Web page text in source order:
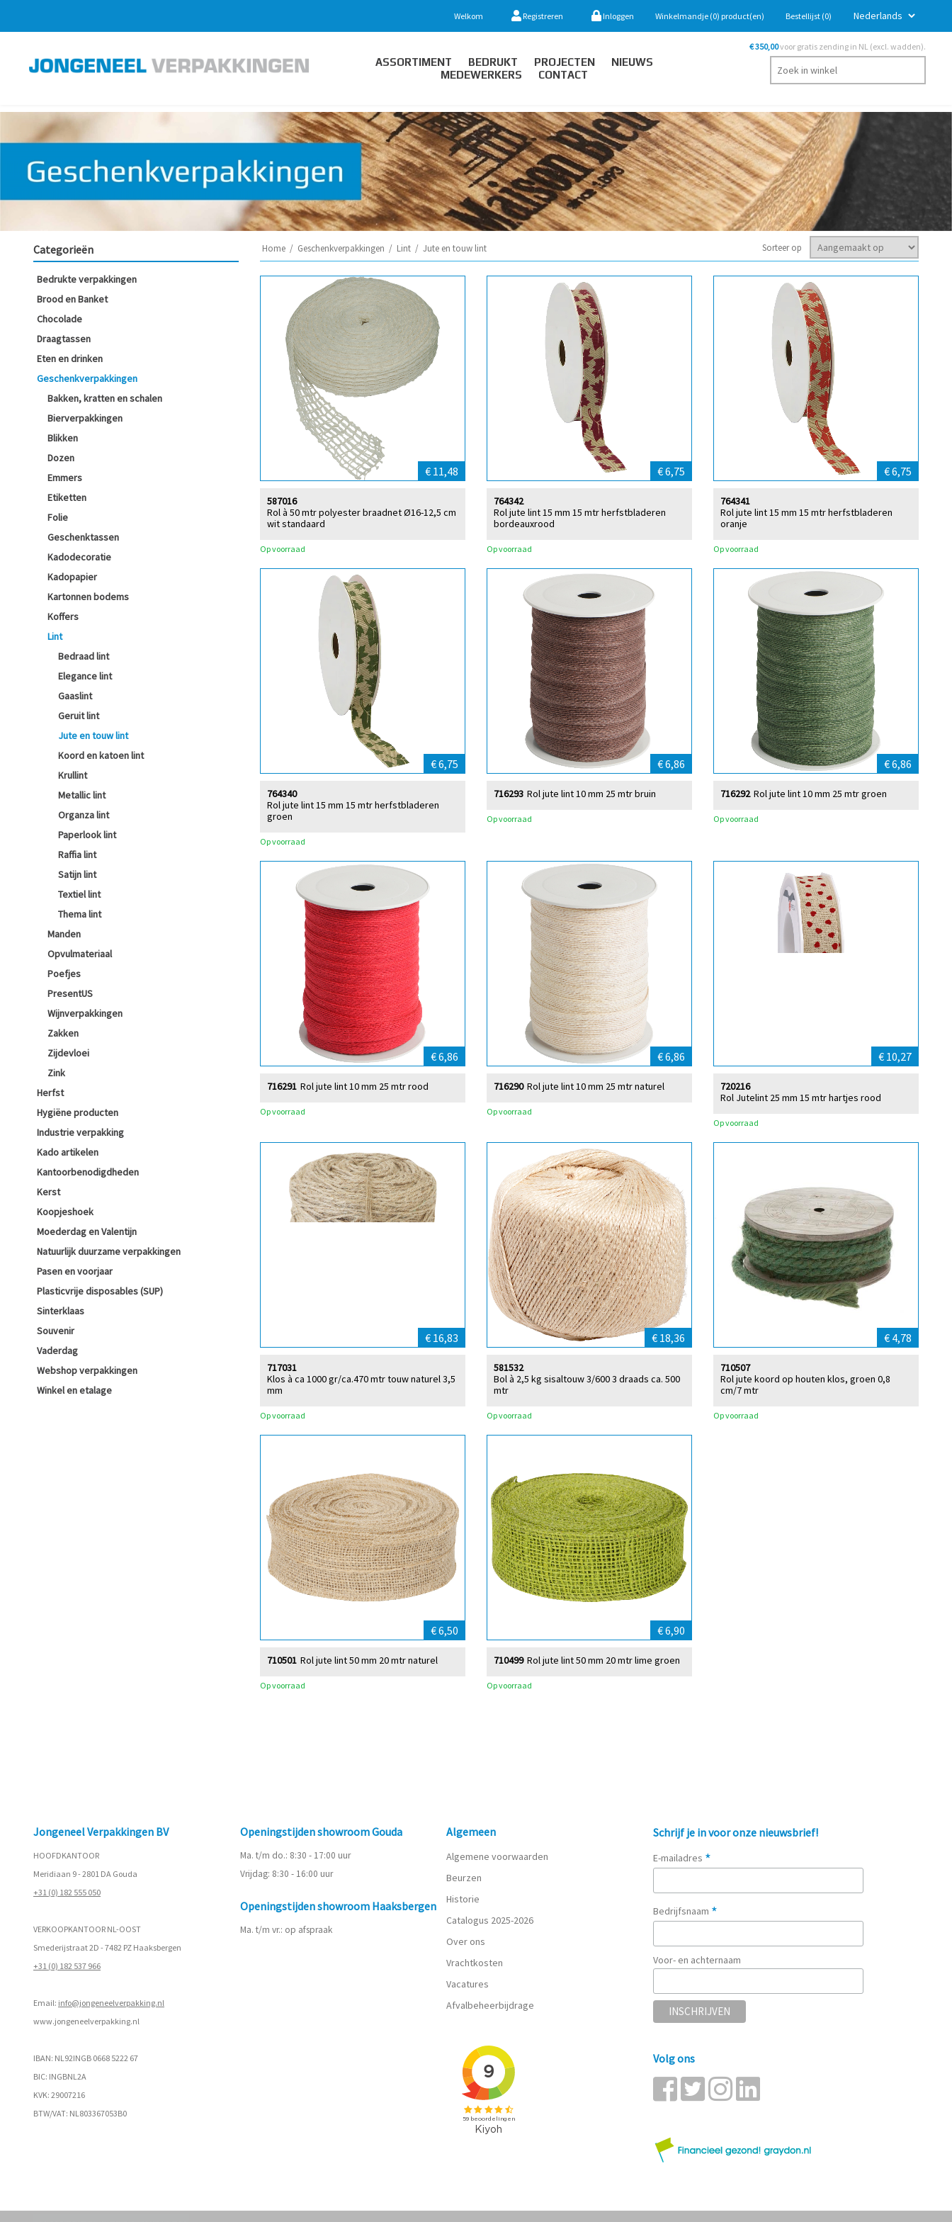
Welkom Registreren Inloggen Winkelmandje (0) product(en) Bestellijst (0)
ASSORTIMENT BEDRUKT PROJECTEN
NIEUWS
MEDEWERKERS
CONTACT
€ 350,00voor gratis zending in NL (excl. wadden).
Categorieën
Bedrukte verpakkingen
Brood en Banket
Chocolade
Draagtassen
Eten en drinken
Geschenkverpakkingen
Bakken, kratten en schalen
Bierverpakkingen
Blikken
Dozen
Emmers
Etiketten
Folie
Geschenktassen
Kadodecoratie
Kadopapier
Kartonnen bodems
Koffers
Lint
Bedraad lint
Elegance lint
Gaaslint
Geruit lint
Jute en touw lint
Koord en katoen lint
Krullint
Metallic lint
Organza lint
Paperlook lint
Raffia lint
Satijn lint
Textiel lint
Thema lint
Manden
Opvulmateriaal
Poefjes
PresentUS
Wijnverpakkingen
Zakken
Zijdevloei
Zink
Herfst
Hygiëne producten
Industrie verpakking
Kado artikelen
Kantoorbenodigdheden
Kerst
Koopjeshoek
Moederdag en Valentijn
Natuurlijk duurzame verpakkingen
Pasen en voorjaar
Plasticvrije disposables (SUP)
Sinterklaas
Souvenir
Vaderdag
Webshop verpakkingen
Winkel en etalage
Home / Geschenkverpakkingen / Lint / Jute en touw lint Sorteer op
€ 11,48
Rol à 50 mtr polyester braadnet Ø16-12,5 cm
wit standaard
587016
Op voorraad
€ 6,75
Rol jute lint 15 mm 15 mtr herfstbladeren
bordeauxrood
764342
Op voorraad
€ 6,75
Rol jute lint 15 mm 15 mtr herfstbladeren
oranje
764341
Op voorraad
€ 6,75
Rol jute lint 15 mm 15 mtr herfstbladeren
groen
764340
Op voorraad
€ 6,86
Rol jute lint 10 mm 25 mtr bruin
716293
Op voorraad
€ 6,86
Rol jute lint 10 mm 25 mtr groen
716292
Op voorraad
€ 6,86
Rol jute lint 10 mm 25 mtr rood
716291
Op voorraad
€ 6,86
Rol jute lint 10 mm 25 mtr naturel
716290
Op voorraad
€ 10,27
Rol Jutelint 25 mm 15 mtr hartjes rood
720216
Op voorraad
€ 16,83
Klos à ca 1000 gr/ca.470 mtr touw naturel 3,5
mm
717031
Op voorraad
€ 18,36
Bol à 2,5 kg sisaltouw 3/600 3 draads ca. 500
mtr
581532
Op voorraad
€ 4,78
Rol jute koord op houten klos, groen 0,8
cm/7 mtr
710507
Op voorraad
€ 6,50
Rol jute lint 50 mm 20 mtr naturel
710501
Op voorraad
€ 6,90
Rol jute lint 50 mm 20 mtr lime groen
710499
Op voorraad
Jongeneel Verpakkingen BV
HOOFDKANTOOR
Meridiaan 9 - 2801 DA Gouda
+31 (0) 182 555 050
VERKOOPKANTOOR NL-OOST
Smederijstraat 2D - 7482 PZ Haaksbergen
+31 (0) 182 537 966
Email: info@jongeneelverpakking.nl
www.jongeneelverpakking.nl
IBAN: NL92INGB 0668 5222 67
BIC: INGBNL2A
KVK: 29007216
BTW/VAT: NL803367053B0
Openingstijden showroom Gouda
Ma. t/m do.: 8:30 - 17:00 uur
Vrijdag: 8:30 - 16:00 uur
Openingstijden showroom Haaksbergen
Ma. t/m vr.: op afspraak
Algemeen
Algemene voorwaarden
Beurzen
Historie
Catalogus 2025-2026
Over ons
Vrachtkosten
Vacatures
Afvalbeheerbijdrage
Schrijf je in voor onze nieuwsbrief!
E-mailadres *
Bedrijfsnaam *
Voor- en achternaam
Volg ons